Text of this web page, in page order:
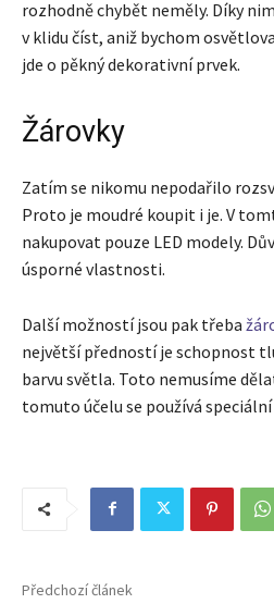
rozhodně chybět neměly. Díky
v klidu číst, aniž bychom
jde o pěkný dekorativní prvek.
Žárovky
Zatím se nikomu nepodařilo
Proto je moudré koupit i je. V
nakupovat pouze LED modely.
úsporné vlastnosti.
Další možností jsou pak třeba
největší předností je schopnost
barvu světla. Toto nemusíme
tomuto účelu se používá
Předchozí článek